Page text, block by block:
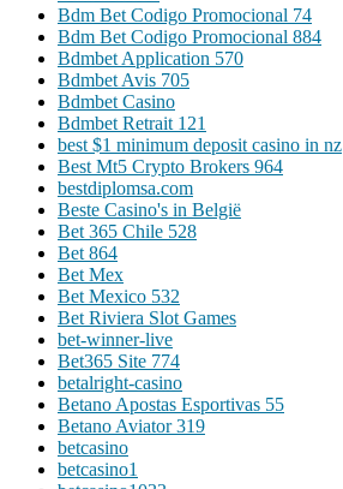
Bdm Bet Codigo Promocional 74
Bdm Bet Codigo Promocional 884
Bdmbet Application 570
Bdmbet Avis 705
Bdmbet Casino
Bdmbet Retrait 121
best $1 minimum deposit casino in nz
Best Mt5 Crypto Brokers 964
bestdiplomsa.com
Beste Casino's in België
Bet 365 Chile 528
Bet 864
Bet Mex
Bet Mexico 532
Bet Riviera Slot Games
bet-winner-live
Bet365 Site 774
betalright-casino
Betano Apostas Esportivas 55
Betano Aviator 319
betcasino
betcasino1